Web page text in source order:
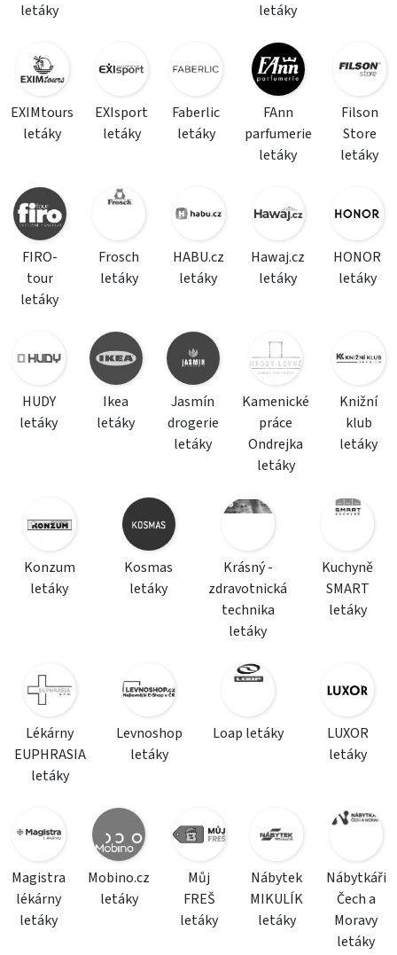
letáky
letáky
EXIMtours
letáky
EXIsport
letáky
Faberlic
letáky
FAnn
parfumerie
letáky
Filson
Store
letáky
FIRO-
tour
letáky
Frosch
letáky
HABU.cz
letáky
Hawaj.cz
letáky
HONOR
letáky
HUDY
letáky
Ikea
letáky
Jasmín
drogerie
letáky
Kamenické
práce
Ondrejka
letáky
Knižní
klub
letáky
Konzum
letáky
Kosmas
letáky
Krásný -
zdravotnická
technika
letáky
Kuchyně
SMART
letáky
Lékárny
EUPHRASIA
letáky
Levnoshop
letáky
Loap letáky
LUXOR
letáky
Magistra
lékárny
letáky
Mobino.cz
letáky
Můj
FREŠ
letáky
Nábytek
MIKULÍK
letáky
Nábytkáři
Čech a
Moravy
letáky